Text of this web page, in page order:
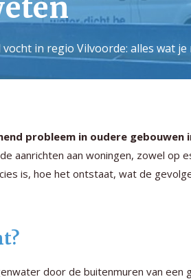
in regio Vilvoorde: alles wat
probleem in oudere gebouwen
aanrichten aan woningen, zowel op
is, hoe het ontstaat, wat de
door de buitenmuren van een